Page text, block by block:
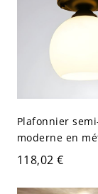
Plafonnier
moderne en
avec abat-jour
bas, 5 à 9
lumière - 110
118,02 €